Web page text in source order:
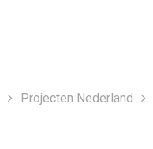
Projecten Nederland